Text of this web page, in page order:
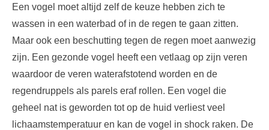
Een vogel moet altijd zelf de keuze hebben zich te
wassen in een waterbad of in de regen te gaan zitten.
Maar ook een beschutting tegen de regen moet aanwezig
zijn. Een gezonde vogel heeft een vetlaag op zijn veren
waardoor de veren waterafstotend worden en de
regendruppels als parels eraf rollen. Een vogel die
geheel nat is geworden tot op de huid verliest veel
lichaamstemperatuur en kan de vogel in shock raken. De